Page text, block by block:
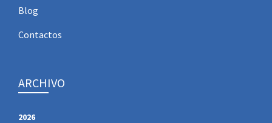
Blog
Contactos
ARCHIVO
2026